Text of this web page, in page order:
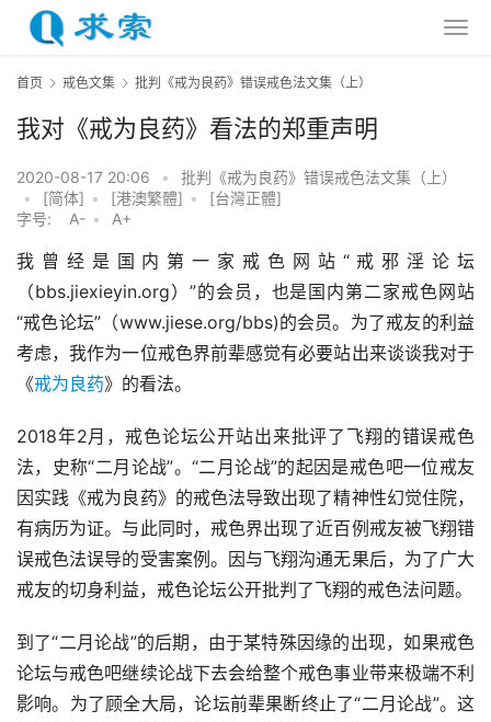
首页 戒色文集 批判《戒为良药》错误戒色法文集（上）
我对《戒为良药》看法的郑重声明
2020-08-17 20:06 •
批判《戒为良药》错误戒色法文集（上）
•
[简体] • [港澳繁體] •
[台灣正體]
字号:
A- • A+
我曾经是国内第一家戒色网站“戒邪淫论坛
（bbs.jiexieyin.org）”的会员，也是国内第二家戒色网站
“戒色论坛”（www.jiese.org/bbs)的会员。为了戒友的利益
考虑，我作为一位戒色界前辈感觉有必要站出来谈谈我对于
《戒为良药》的看法。
2018年2月，戒色论坛公开站出来批评了飞翔的错误戒色
法，史称“二月论战”。“二月论战”的起因是戒色吧一位戒友
因实践《戒为良药》的戒色法导致出现了精神性幻觉住院，
有病历为证。与此同时，戒色界出现了近百例戒友被飞翔错
误戒色法误导的受害案例。因与飞翔沟通无果后，为了广大
戒友的切身利益，戒色论坛公开批判了飞翔的戒色法问题。
到了“二月论战”的后期，由于某特殊因缘的出现，如果戒色
论坛与戒色吧继续论战下去会给整个戒色事业带来极端不利
影响。为了顾全大局，论坛前辈果断终止了“二月论战”。这